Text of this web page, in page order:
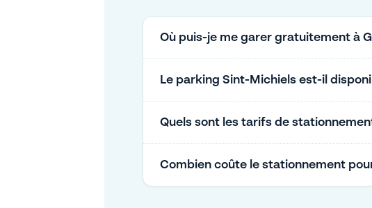
Où puis-je me garer gratuitement à
Le parking Sint-Michiels est-il
Quels sont les tarifs de
Combien coûte le stationnement